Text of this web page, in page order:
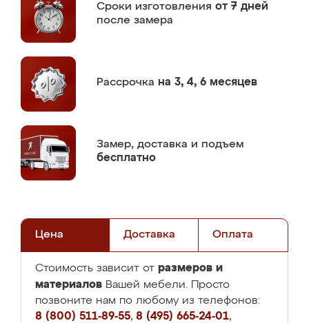
Сроки изготовления от 7 дней
после замера
Рассрочка на 3, 4, 6 месяцев
Замер, доставка и подъем
бесплатно
Цена Доставка Оплата
Стоимость зависит от размеров и
материалов Вашей мебели. Просто
позвоните нам по любому из телефонов:
8 (800) 511-89-55, 8 (495) 665-24-01,